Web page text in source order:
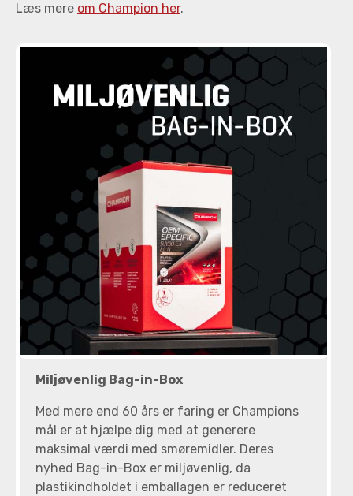
Læs mere om Champion her.
Miljøvenlig Bag-in-Box
Med mere end 60 års er faring er Champions
mål er at hjælpe dig med at generere
maksimal værdi med smøremidler. Deres
nyhed Bag-in-Box er miljøvenlig, da
plastikindholdet i emballagen er reduceret